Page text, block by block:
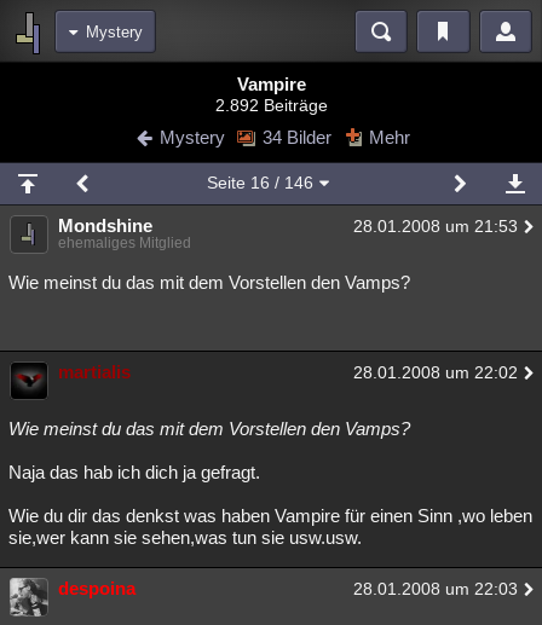
Mystery
Blogs Videos
Chat Wiki Neuigkeiten
meine Rubriken
Menschen Wissenschaft Mystery Kriminalfälle
Spiritualität Verschwörungen Technologie Ufologie
weitere Rubriken
Philosophie
Übersichten
Besucht Teilgenommen Alle Neue Geschlossen
Lesenswert
Vampire
2.892 Beiträge
Mystery 34 Bilder Mehr
Seite 16 / 146
Mondshine 28.01.2008 um 21:53
ehemaliges Mitglied
Wie meinst du das mit dem Vorstellen den Vamps?
martialis 28.01.2008 um 22:02
Wie meinst du das mit dem Vorstellen den Vamps?
Naja das hab ich dich ja gefragt.
Wie du dir das denkst was haben Vampire für einen Sinn ,wo leben
sie,wer kann sie sehen,was tun sie usw.usw.
despoina 28.01.2008 um 22:03